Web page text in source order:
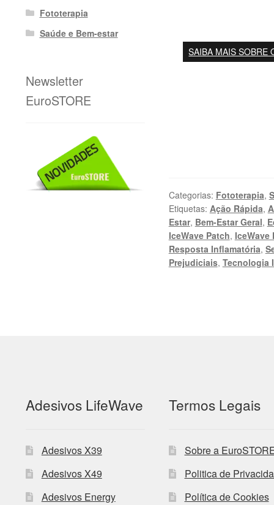
SAIBA MAIS SOBRE
Categorias: Fototerapia,
Etiquetas: Ação Rápida,
Estar, Bem-Estar Geral,
IceWave Patch, IceWave
Resposta Inflamatória,
Prejudiciais, Tecnologia
Fototerapia
Saúde e Bem-estar
Newsletter
EuroSTORE
Adesivos LifeWave
Adesivos X39
Adesivos X49
Adesivos Energy
Termos Legais
Sobre a
Politica de
Política de Cookies